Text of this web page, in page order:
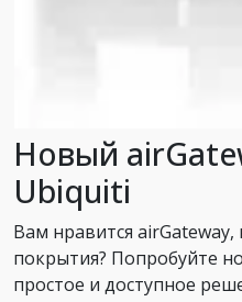
Новый
Ubiquiti
Вам нравится
покрытия? Попробуйте
простое и доступное